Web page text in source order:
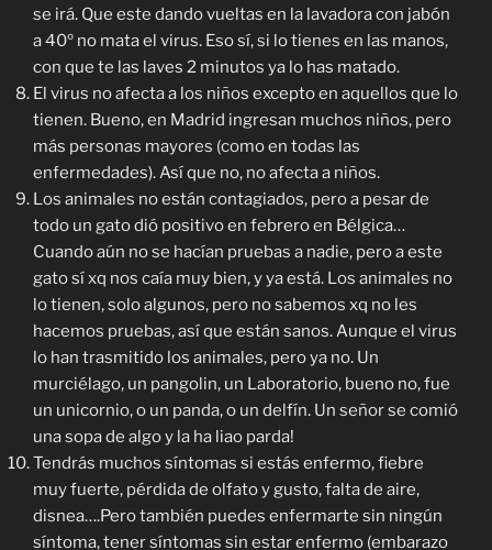
se irá. Que este dando vueltas en la lavadora con jabón
a 40º no mata el virus. Eso sí, si lo tienes en las manos,
con que te las laves 2 minutos ya lo has matado.
El virus no afecta a los niños excepto en aquellos que lo
tienen. Bueno, en Madrid ingresan muchos niños, pero
más personas mayores (como en todas las
enfermedades). Así que no, no afecta a niños.
Los animales no están contagiados, pero a pesar de
todo un gato dió positivo en febrero en Bélgica…
Cuando aún no se hacían pruebas a nadie, pero a este
gato sí xq nos caía muy bien, y ya está. Los animales no
lo tienen, solo algunos, pero no sabemos xq no les
hacemos pruebas, así que están sanos. Aunque el virus
lo han trasmitido los animales, pero ya no. Un
murciélago, un pangolin, un Laboratorio, bueno no, fue
un unicornio, o un panda, o un delfín. Un señor se comió
una sopa de algo y la ha liao parda!
Tendrás muchos síntomas si estás enfermo, fiebre
muy fuerte, pérdida de olfato y gusto, falta de aire,
disnea….Pero también puedes enfermarte sin ningún
síntoma, tener síntomas sin estar enfermo (embarazo